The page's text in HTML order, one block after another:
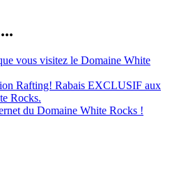
vous visitez le Domaine White
Rafting! Rabais EXCLUSIF aux
Rocks.
du Domaine White Rocks !